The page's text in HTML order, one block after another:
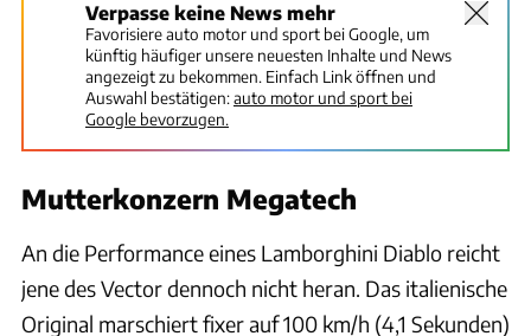
Verpasse keine News mehr
Favorisiere auto motor und sport bei Google, um
künftig häufiger unsere neuesten Inhalte und News
angezeigt zu bekommen. Einfach Link öffnen und
Auswahl bestätigen:auto motor und sport bei
Google bevorzugen.
Mutterkonzern Megatech
An die Performance eines Lamborghini Diablo reicht
jene des Vector dennoch nicht heran. Das italienische
Original marschiert fixer auf 100 km/h (4,1 Sekunden)